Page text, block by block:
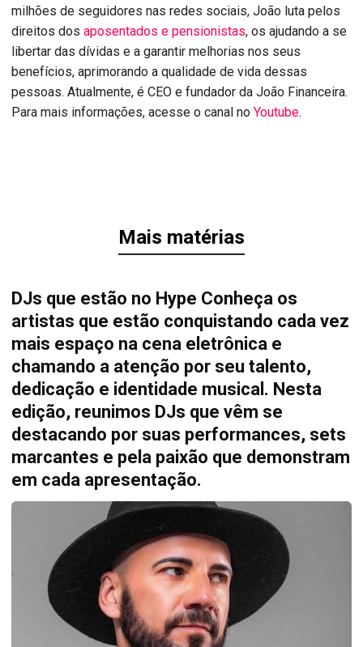
milhões de seguidores nas redes sociais, João luta pelos
direitos dos aposentados e pensionistas, os ajudando a se
libertar das dívidas e a garantir melhorias nos seus
benefícios, aprimorando a qualidade de vida dessas
pessoas. Atualmente, é CEO e fundador da João Financeira.
Para mais informações, acesse o canal no Youtube.
Mais matérias
DJs que estão no Hype Conheça os
artistas que estão conquistando cada vez
mais espaço na cena eletrônica e
chamando a atenção por seu talento,
dedicação e identidade musical. Nesta
edição, reunimos DJs que vêm se
destacando por suas performances, sets
marcantes e pela paixão que demonstram
em cada apresentação.